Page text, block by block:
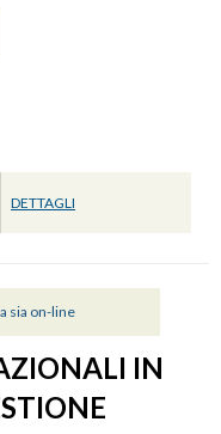
DETTAGLI
sia on-line
IN